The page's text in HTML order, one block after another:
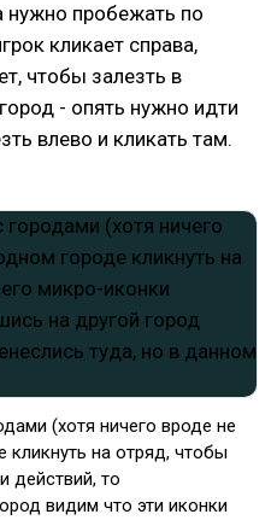
нужно пробежать по
кликает справа,
чтобы залезть в
- опять нужно идти
влево и кликать там.
(хотя ничего вроде не
кликнуть на отряд, чтобы
действий, то
видим что эти иконки